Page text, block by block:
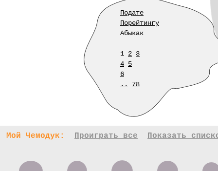
Подате
Порейтингу
Абыкак
1 2 3
4 5
6
..
78
Мой Чемодук: Проиграть все Показать